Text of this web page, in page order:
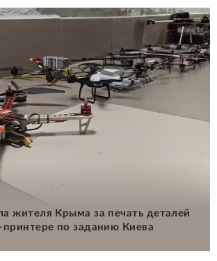
жителя Крыма за печать деталей
по заданию Киева